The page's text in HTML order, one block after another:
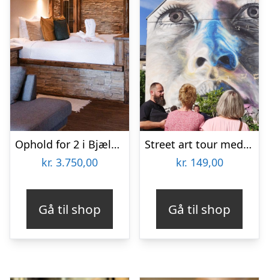
Ophold for 2 i Bjælkesuite hos Ribehøj
kr. 3.750,00
Gå til shop
Street art tour med Aalborg Tours
kr. 149,00
Gå til shop